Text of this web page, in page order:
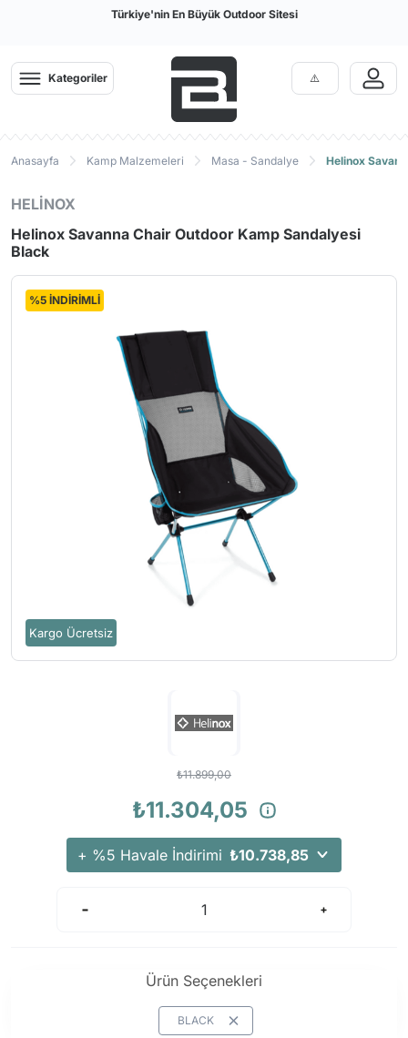
Türkiye'nin En Büyük Outdoor Sitesi
Kategoriler
Anasayfa Kamp Malzemeleri Masa - Sandalye Helinox
HELİNOX
Helinox Savanna Chair Outdoor Kamp Sandalyesi
Black
Kargo Ücretsiz
%5 İNDİRİMLİ
₺11.899,00
₺11.304,05
+ %5 Havale İndirimi ₺10.738,85
Ürün Seçenekleri
BLACK